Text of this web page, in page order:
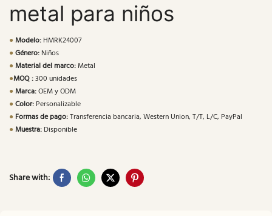
metal para niños
●Modelo: HMRK24007
●Género: Niños
●Material del marco:Metal
●MOQ :300 unidades
●Marca:OEM y ODM
●Color: Personalizable
● Formas de pago:Transferencia bancaria, Western Union, T/T, L/C, PayPal
●Muestra: Disponible
Share with: